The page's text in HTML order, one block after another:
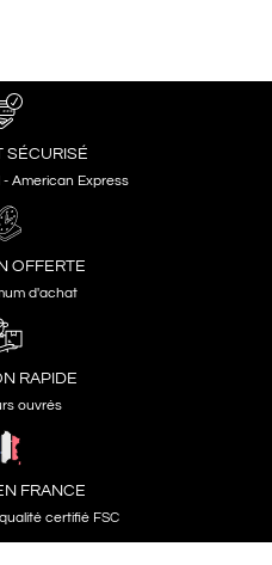
SÉCURISÉ
American Express
OFFERTE
d'achat
RAPIDE
ouvrés
FRANCE
certifié FSC